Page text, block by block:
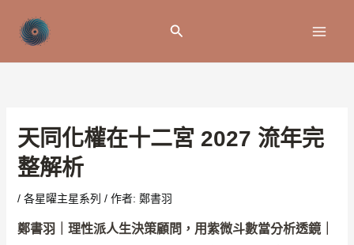
要
搜
天同化權在十二宮 2027 流年完
整解析
/ 各星曜主星系列 / 作者: 鄭書羽
鄭書羽｜理性派人生決策顧問，用紫微斗數當分析透鏡｜